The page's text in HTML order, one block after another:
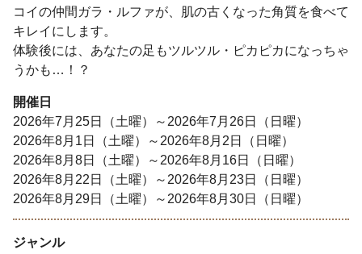
コイの仲間ガラ・ルファが、肌の古くなった角質を食べて
キレイにします。
体験後には、あなたの足もツルツル・ピカピカになっちゃ
うかも…！？
開催日
2026年7月25日（土曜）～2026年7月26日（日曜）
2026年8月1日（土曜）～2026年8月2日（日曜）
2026年8月8日（土曜）～2026年8月16日（日曜）
2026年8月22日（土曜）～2026年8月23日（日曜）
2026年8月29日（土曜）～2026年8月30日（日曜）
ジャンル